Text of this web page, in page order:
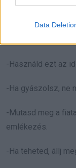
Data
-Ne vigyél
-Használd ezt az
-Ha gyászolsz, ne
-Mutasd meg a
emlékezés.
-Ha teheted, állj